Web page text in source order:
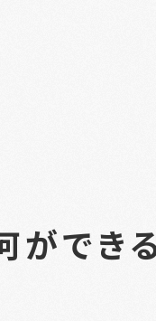
ができ